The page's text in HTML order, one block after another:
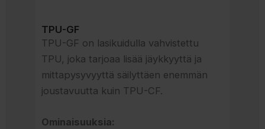
TPU-GF
TPU-GF on lasikuidulla vahvistettu
TPU, joka tarjoaa lisää jäykkyyttä ja
mittapysyvyyttä säilyttäen enemmän
joustavuutta kuin TPU-CF.
Ominaisuuksia: